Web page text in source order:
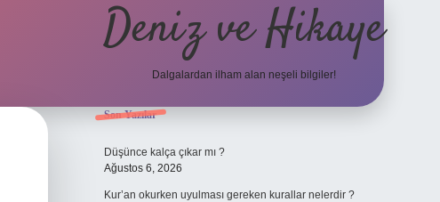
Deniz ve Hikaye
Dalgalardan ilham alan neşeli bilgiler!
Sidebar
Son Yazılar
Düşünce kalça çıkar mı ?
Ağustos 6, 2026
Kur’an okurken uyulması gereken kurallar nelerdir ?
ilbet yeni girişilbet yeni giriş